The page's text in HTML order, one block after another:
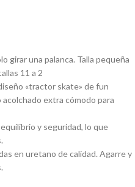
girar una palanca. Talla pequeña
11 a 2
«tractor skate» de fun
extra cómodo para
y seguridad, lo que
en uretano de calidad. Agarre y